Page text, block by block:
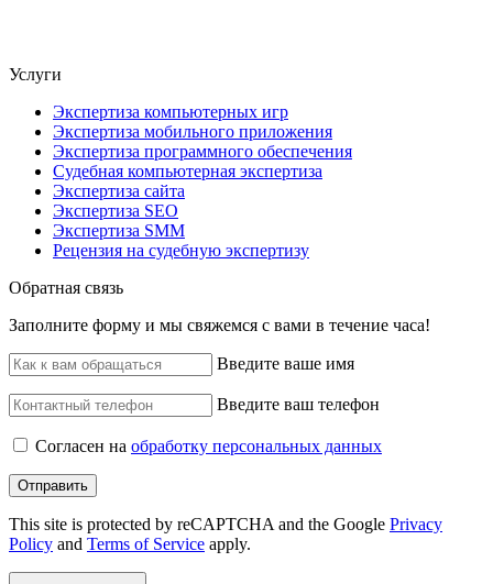
Услуги
Экспертиза компьютерных игр
Экспертиза мобильного приложения
Экспертиза программного обеспечения
Судебная компьютерная экспертиза
Экспертиза сайта
Экспертиза SEO
Экспертиза SMM
Рецензия на судебную экспертизу
Обратная связь
Заполните форму и мы свяжемся с вами в течение часа!
Введите ваше имя
Введите ваш телефон
Согласен на обработку персональных данных
Отправить
This site is protected by reCAPTCHA and the Google Privacy
Policy and Terms of Service apply.